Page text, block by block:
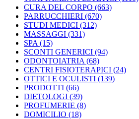
CURA DEL CORPO (663)
PARRUCCHIERI (670)
STUDI MEDICI (312)
MASSAGGI (331)
SPA (15)
SCONTI GENERICI (94)
ODONTOIATRIA (68)
CENTRI FISIOTERAPICI (24)
OTTICI E OCULISTI (139)
PRODOTTI (66)
DIETOLOGI (39)
PROFUMERIE (8)
DOMICILIO (18)